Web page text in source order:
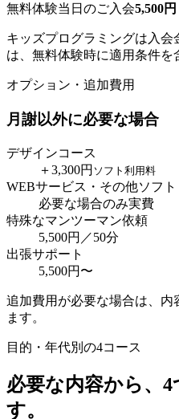
無料体験当日のご入会5,500円
キッズプログラミングは入
は、無料体験時に適用条件を
オプション・追加費用
月謝以外に必要な場合
デザインコース
＋3,300円 ソフト利用料
WEBサービス・その他ソフト
必要な場合のみ実費
特殊なマンツーマン依頼
5,500円／50分
出張サポート
5,500円〜
追加費用が必要な場合は、内
ます。
目的・年代別の4コース
必要な内容から、 4
す。